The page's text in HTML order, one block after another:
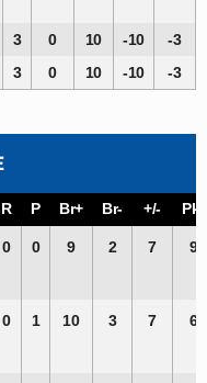
3 0 10 -10
-3
3 0 10 -10 -3
R P Br+ Br- +/- Pkt
0 0 9 2 7 9
0 1 10 3 7 6